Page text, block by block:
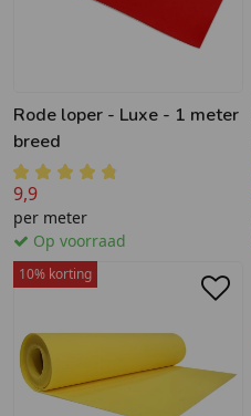
Rode loper - Luxe - 1 meter
breed
9,9
per meter
Op voorraad
10% korting